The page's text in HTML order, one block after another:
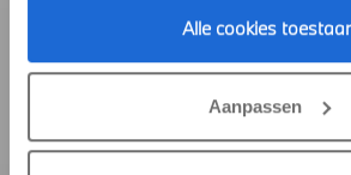
Alle cookies
Aanpassen